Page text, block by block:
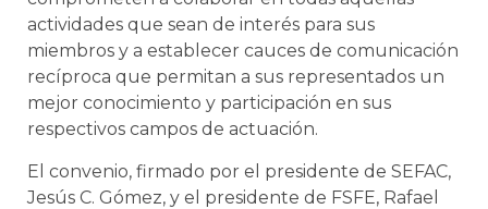
actividades que sean de interés para sus
miembros y a establecer cauces de comunicación
recíproca que permitan a sus representados un
mejor conocimiento y participación en sus
respectivos campos de actuación.
El convenio, firmado por el presidente de SEFAC,
Jesús C. Gómez, y el presidente de FSFE, Rafael